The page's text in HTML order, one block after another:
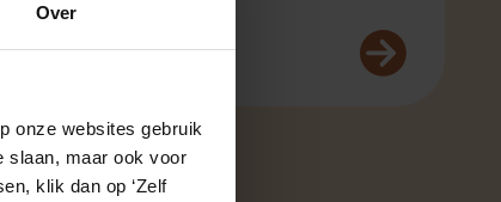
Over
onze websites gebruik
slaan, maar ook voor
klik dan op ‘Zelf